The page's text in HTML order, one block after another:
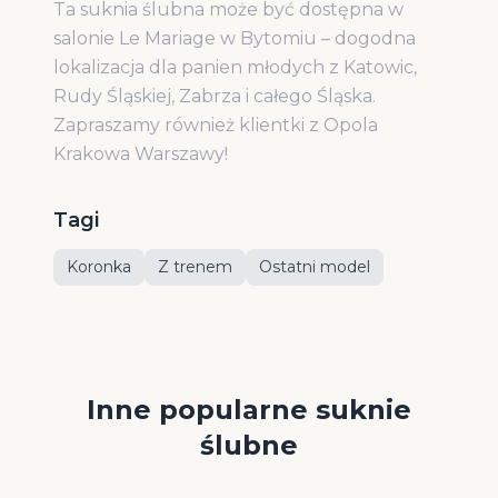
Ta suknia ślubna może być dostępna w
salonie Le Mariage w Bytomiu – dogodna
lokalizacja dla panien młodych z Katowic,
Rudy Śląskiej, Zabrza i całego Śląska.
Zapraszamy również klientki z Opola
Krakowa Warszawy!
Tagi
Koronka Z trenem Ostatni model
Inne popularne suknie
ślubne